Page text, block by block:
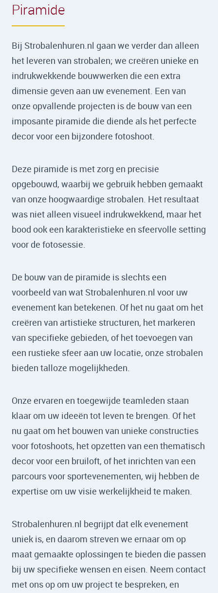
Piramide
Bij Strobalenhuren.nl gaan we verder dan alleen
het leveren van strobalen; we creëren unieke en
indrukwekkende bouwwerken die een extra
dimensie geven aan uw evenement. Een van
onze opvallende projecten is de bouw van een
imposante piramide die diende als het perfecte
decor voor een bijzondere fotoshoot.
Deze piramide is met zorg en precisie
opgebouwd, waarbij we gebruik hebben gemaakt
van onze hoogwaardige strobalen. Het resultaat
was niet alleen visueel indrukwekkend, maar het
bood ook een karakteristieke en sfeervolle setting
voor de fotosessie.
De bouw van de piramide is slechts een
voorbeeld van wat Strobalenhuren.nl voor uw
evenement kan betekenen. Of het nu gaat om het
creëren van artistieke structuren, het markeren
van specifieke gebieden, of het toevoegen van
een rustieke sfeer aan uw locatie, onze strobalen
bieden talloze mogelijkheden.
Onze ervaren en toegewijde teamleden staan
klaar om uw ideeën tot leven te brengen. Of het
nu gaat om het bouwen van unieke constructies
voor fotoshoots, het opzetten van een thematisch
decor voor een bruiloft, of het inrichten van een
parcours voor sportevenementen, wij hebben de
expertise om uw visie werkelijkheid te maken.
Strobalenhuren.nl begrijpt dat elk evenement
uniek is, en daarom streven we ernaar om op
maat gemaakte oplossingen te bieden die passen
bij uw specifieke wensen en eisen. Neem contact
met ons op om uw project te bespreken, en